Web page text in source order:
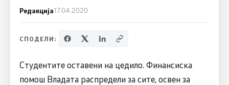
Редакција17.04.2020
СПОДЕЛИ:
Студентите оставени на цедило. Финансиска
помош Владата распредели за сите, освен за